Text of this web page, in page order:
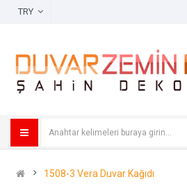
1508-3 Vera Duvar Kağıdı